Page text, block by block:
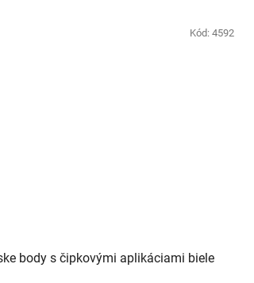
body s čipkovými aplikáciami biele
Kód: 4592